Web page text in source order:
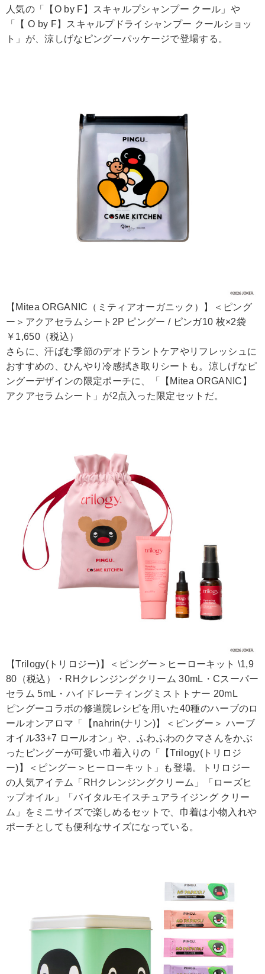
人気の「【O by F】スキャルプシャンプー クール」や
「【 O by F】スキャルプドライシャンプー クールショッ
ト」が、涼しげなピングーパッケージで登場する。
【Mitea ORGANIC（ミティアオーガニック）】＜ピング
ー＞アクアセラムシート2P ピングー / ピンガ10 枚×2袋
￥1,650（税込）
さらに、汗ばむ季節のデオドラントケアやリフレッシュに
おすすめの、ひんやり冷感拭き取りシートも。涼しげなピ
ングーデザインの限定ポーチに、「【Mitea ORGANIC】
アクアセラムシート」が2点入った限定セットだ。
【Trilogy(トリロジー)】＜ピングー＞ヒーローキット \1,9
80（税込）・RHクレンジングクリーム 30mL・Cスーパー
セラム 5mL・ハイドレーティングミストトナー 20mL
ピングーコラボの修道院レシピを用いた40種のハーブのロ
ールオンアロマ「【nahrin(ナリン)】＜ピングー＞ ハーブ
オイル33+7 ロールオン」や、ふわふわのクマさんをかぶ
ったピングーが可愛い巾着入りの「【Trilogy(トリロジ
ー)】＜ピングー＞ヒーローキット」も登場。トリロジー
の人気アイテム「RHクレンジングクリーム」「ローズヒ
ップオイル」「バイタルモイスチュアライジング クリー
ム」をミニサイズで楽しめるセットで、巾着は小物入れや
ポーチとしても便利なサイズになっている。